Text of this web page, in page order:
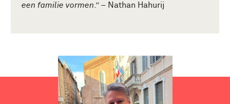
een familie vormen .” – Nathan Hahurij